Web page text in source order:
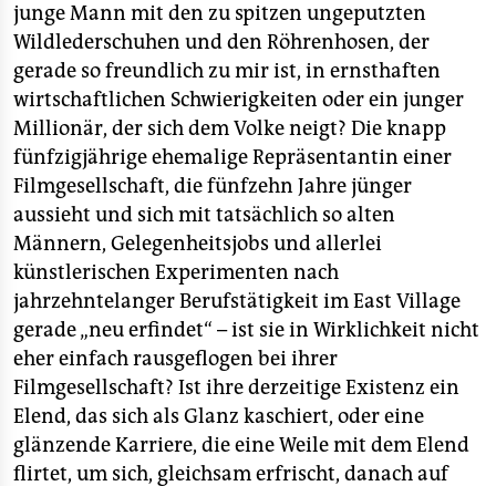
junge Mann mit den zu spitzen ungeputzten
Wildlederschuhen und den Röhrenhosen, der
gerade so freundlich zu mir ist, in ernsthaften
wirtschaftlichen Schwierigkeiten oder ein junger
Millionär, der sich dem Volke neigt? Die knapp
fünfzigjährige ehemalige Repräsentantin einer
Filmgesellschaft, die fünfzehn Jahre jünger
aussieht und sich mit tatsächlich so alten
Männern, Gelegenheitsjobs und allerlei
künstlerischen Experimenten nach
jahrzehntelanger Berufstätigkeit im East Village
gerade „neu erfindet“ – ist sie in Wirklichkeit nicht
eher einfach rausgeflogen bei ihrer
Filmgesellschaft? Ist ihre derzeitige Existenz ein
Elend, das sich als Glanz kaschiert, oder eine
glänzende Karriere, die eine Weile mit dem Elend
flirtet, um sich, gleichsam erfrischt, danach auf